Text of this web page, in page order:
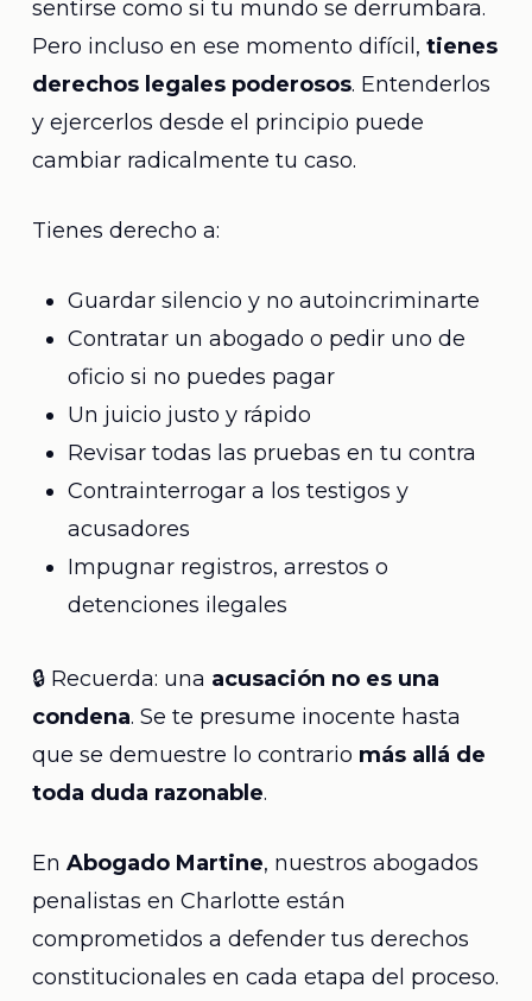
sentirse como si tu mundo se derrumbara.
Pero incluso en ese momento difícil, tienes
derechos legales poderosos. Entenderlos
y ejercerlos desde el principio puede
cambiar radicalmente tu caso.
Tienes derecho a:
Guardar silencio y no autoincriminarte
Contratar un abogado o pedir uno de
oficio si no puedes pagar
Un juicio justo y rápido
Revisar todas las pruebas en tu contra
Contrainterrogar a los testigos y
acusadores
Impugnar registros, arrestos o
detenciones ilegales
🔒 Recuerda: una acusación no es una
condena. Se te presume inocente hasta
que se demuestre lo contrario más allá de
toda duda razonable.
En Abogado Martine, nuestros abogados
penalistas en Charlotte están
comprometidos a defender tus derechos
constitucionales en cada etapa del proceso.